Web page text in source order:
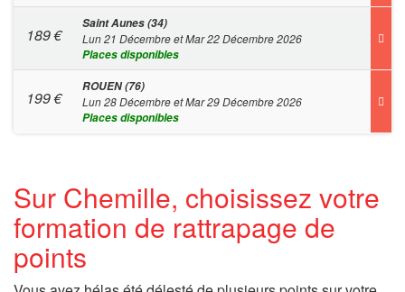
189€
Saint Aunes (34)
Lun 21 Décembre et Mar 22 Décembre 2026
Places disponibles
199€
ROUEN (76)
Lun 28 Décembre et Mar 29 Décembre 2026
Places disponibles
Sur Chemille, choisissez votre
formation de rattrapage de
points